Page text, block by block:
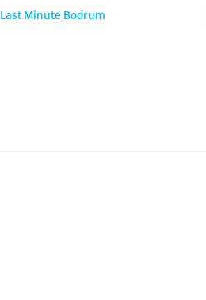
Last Minute Bodrum